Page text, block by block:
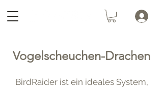
Vogelscheuchen-Drachen
BirdRaider ist ein ideales System,